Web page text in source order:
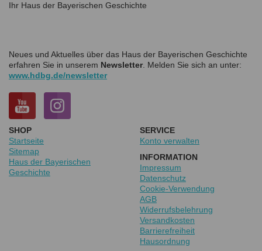
Ihr Haus der Bayerischen Geschichte
Neues und Aktuelles über das Haus der Bayerischen Geschichte
erfahren Sie in unserem Newsletter. Melden Sie sich an unter:
www.hdbg.de/newsletter
SHOP
Startseite
Sitemap
Haus der Bayerischen
Geschichte
SERVICE
Konto verwalten
INFORMATION
Impressum
Datenschutz
Cookie-Verwendung
AGB
Widerrufsbelehrung
Versandkosten
Barrierefreiheit
Hausordnung